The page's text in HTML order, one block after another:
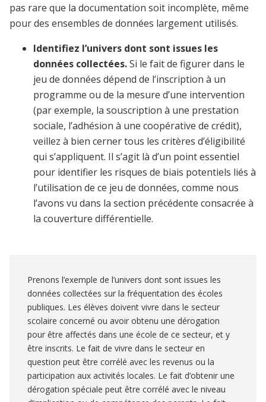
pas rare que la documentation soit incomplète, même
pour des ensembles de données largement utilisés.
Identifiez l’univers dont sont issues les
données collectées.Si le fait de figurer dans le
jeu de données dépend de l’inscription à un
programme ou de la mesure d’une intervention
(par exemple, la souscription à une prestation
sociale, l’adhésion à une coopérative de crédit),
veillez à bien cerner tous les critères d’éligibilité
qui s’appliquent. Il s’agit là d’un point essentiel
pour identifier les risques de biais potentiels liés à
l’utilisation de ce jeu de données, comme nous
l’avons vu dans la section précédente consacrée à
la couverture différentielle.
Prenons l’exemple de l’univers dont sont issues les
données collectées sur la fréquentation des écoles
publiques. Les élèves doivent vivre dans le secteur
scolaire concerné ou avoir obtenu une dérogation
pour être affectés dans une école de ce secteur, et y
être inscrits. Le fait de vivre dans le secteur en
question peut être corrélé avec les revenus ou la
participation aux activités locales. Le fait d’obtenir une
dérogation spéciale peut être corrélé avec le niveau